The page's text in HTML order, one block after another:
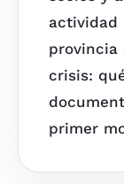
actividad
crisis:
primer